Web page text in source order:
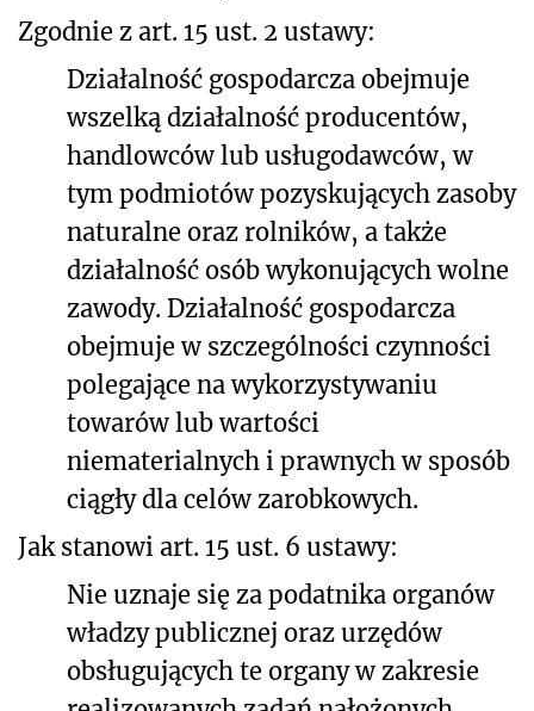
Zgodnie z art. 15 ust. 2 ustawy:
Działalność gospodarcza obejmuje
wszelką działalność producentów,
handlowców lub usługodawców, w
tym podmiotów pozyskujących zasoby
naturalne oraz rolników, a także
działalność osób wykonujących wolne
zawody. Działalność gospodarcza
obejmuje w szczególności czynności
polegające na wykorzystywaniu
towarów lub wartości
niematerialnych i prawnych w sposób
ciągły dla celów zarobkowych.
Jak stanowi art. 15 ust. 6 ustawy:
Nie uznaje się za podatnika organów
władzy publicznej oraz urzędów
obsługujących te organy w zakresie